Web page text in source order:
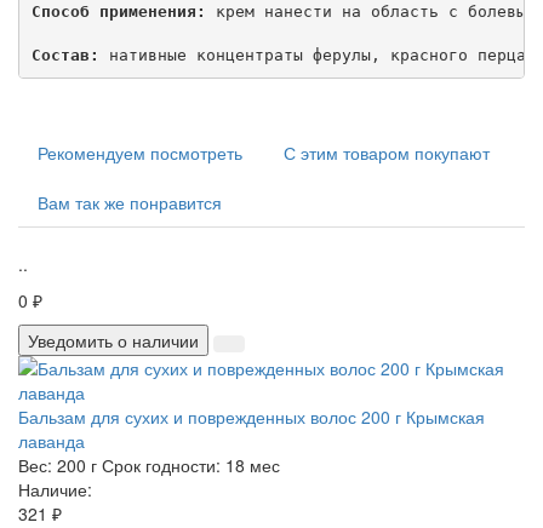
Способ применения: крем нанести на область с
Состав: нативные концентраты ферулы, красного
Рекомендуем посмотреть С этим товаром покупают
Вам так же понравится
..
0 ₽
Уведомить о наличии
Бальзам для сухих и поврежденных волос 200 г Крымская
лаванда
Вес: 200 г Срок годности: 18 мес
Наличие:
321 ₽